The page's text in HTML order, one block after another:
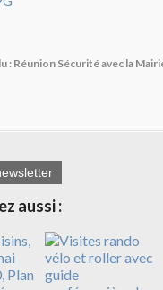
: Réunion Sécurité avec la
aussi :